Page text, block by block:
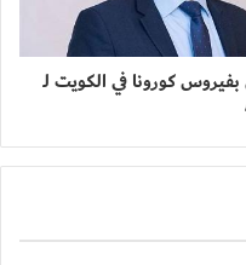
كورونا في الكويت لـ